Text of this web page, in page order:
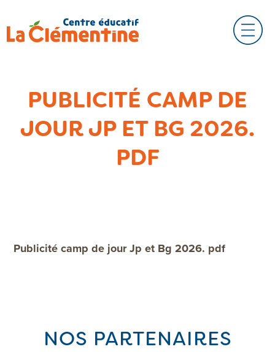
PUBLICITÉ CAMP DE
JOUR JP ET BG 2026.
PDF
Publicité camp de jour Jp et Bg 2026. pdf
NOS PARTENAIRES